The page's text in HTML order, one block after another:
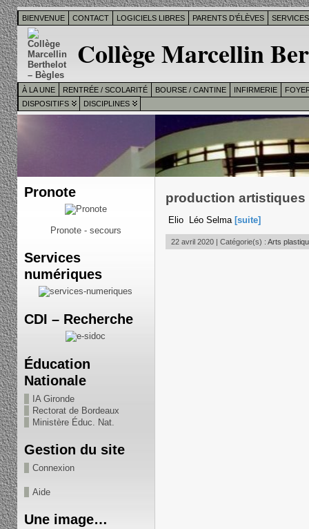
BIENVENUE CONTACT LOGICIELS LIBRES PARENTS D’ÉLÈVES
Collège Marcellin
À LA UNE RENTRÉE / SCOLARITÉ BOURSE / CANTINE INFIRMERIE
DISPOSITIFS
DISCIPLINES
Pronote
Pronote - secours
Services
numériques
CDI – Recherche
Éducation
Nationale
IA Gironde
Rectorat de Bordeaux
Ministère Éduc. Nat.
Gestion du site
Connexion
Aide
Une image…
production artistiques
Elio Léo Selma [suite]
22 avril 2020 | Catégorie(s) : Arts